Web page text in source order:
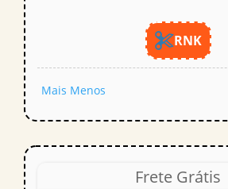
RNK
Mais Menos
Frete Grátis